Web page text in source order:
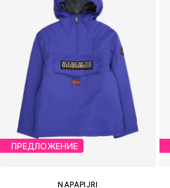
ПРЕДЛОЖЕНИЕ
NAPAPIJRI